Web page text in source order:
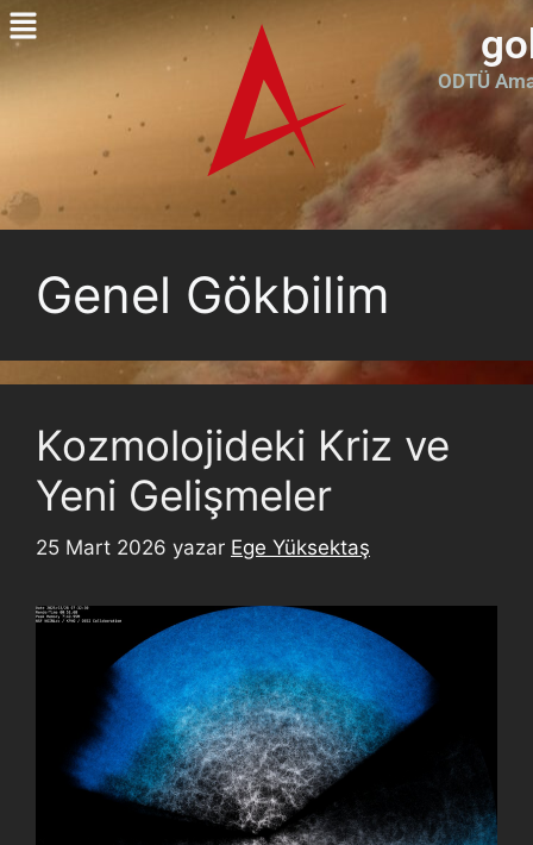
ODTÜ
Genel Gökbilim
Kozmolojideki Kriz ve
Yeni Gelişmeler
25 Mart 2026 yazar Ege Yüksektaş